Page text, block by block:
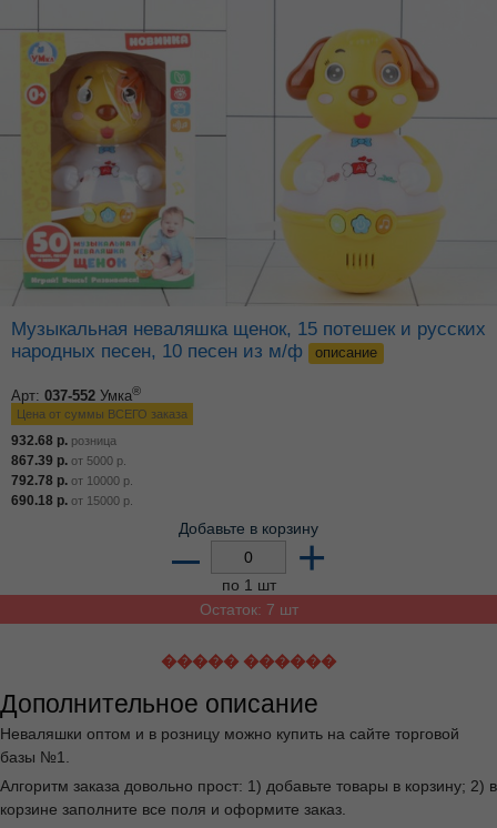
Музыкальная неваляшка щенок, 15 потешек и русских
народных песен, 10 песен из м/ф
описание
Арт: 037-552 Умка®
Цена от суммы ВСЕГО заказа
932.68 р. розница
867.39 р. от 5000 р.
792.78 р. от 10000 р.
690.18 р. от 15000 р.
Добавьте в корзину
– +
по 1 шт
Остаток: 7 шт
����� ������
Дополнительное описание
Неваляшки оптом и в розницу можно купить на сайте торговой
базы №1.
Алгоритм заказа довольно прост: 1) добавьте товары в корзину; 2) в
корзине заполните все поля и оформите заказ.